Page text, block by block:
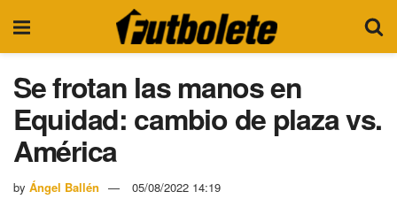
Se frotan las manos en
Equidad: cambio de plaza vs.
América
by Ángel Ballén 05/08/2022 14:19